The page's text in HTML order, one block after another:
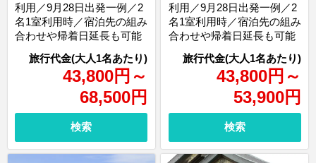
43,800円 ～
68,500円
利用／9月28日出発一例／2
名1室利用時／宿泊先の組み
合わせや帰着日延長も可能
検索
43,800円 ～
53,900円
利用／9月28日出発一例／2
名1室利用時／宿泊先の組み
合わせや帰着日延長も可能
検索